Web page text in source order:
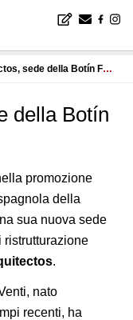
della Botín Foundation a Madrid
della Botín
promozione
della
sua nuova sede
ristrutturazione
.
nato
recenti, ha